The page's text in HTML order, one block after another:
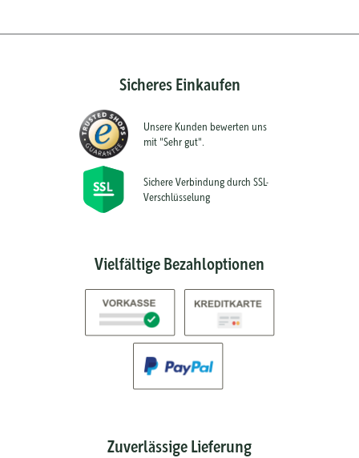
Sicheres Einkaufen
Unsere Kunden bewerten uns
mit "Sehr gut".
Sichere Verbindung durch SSL-
Verschlüsselung
Vielfältige Bezahloptionen
Zuverlässige Lieferung